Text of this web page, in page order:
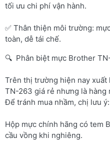
tối ưu chi phí vận hành.
✅ Thân thiện môi trường:
toàn, dễ tái chế.
🔍 Phân biệt mực Brother
Trên thị trường hiện nay
TN-263 giá rẻ nhưng là hàng
Để tránh mua nhầm, chị lưu ý:
Hộp mực chính hãng có tem
cầu vồng khi nghiêng.